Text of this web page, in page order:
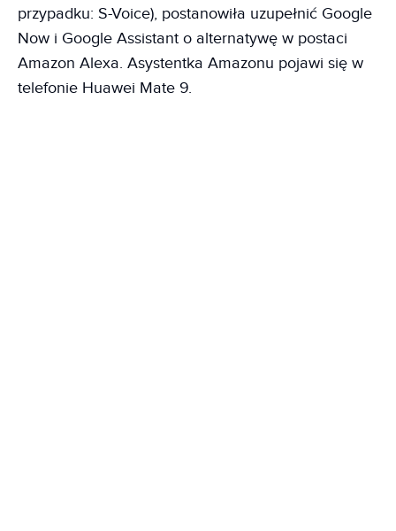
przypadku: S-Voice), postanowiła uzupełnić Google
Now i Google Assistant o alternatywę w postaci
Amazon Alexa. Asystentka Amazonu pojawi się w
telefonie Huawei Mate 9.